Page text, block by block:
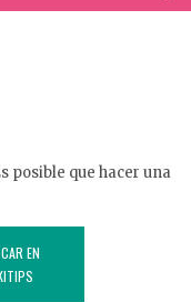
posible que hacer una
EN